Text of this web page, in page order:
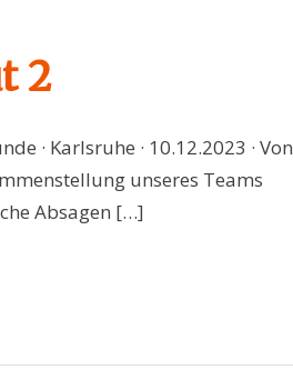
2
· Karlsruhe · 10.12.2023 · Von
unseres Teams
Absagen […]